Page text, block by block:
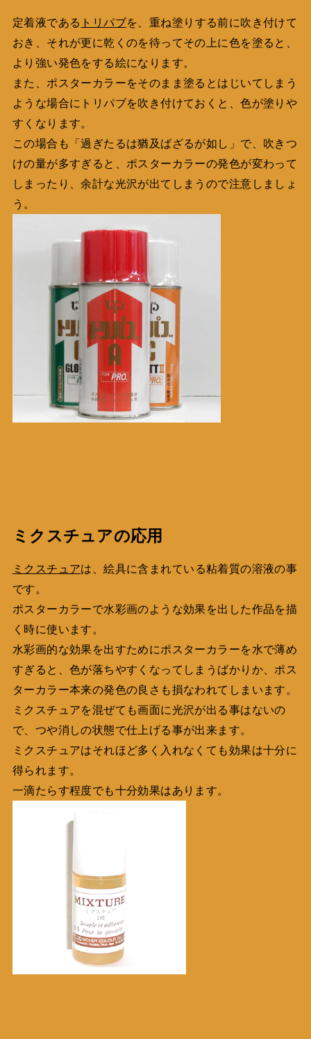
定着液である トリパブを、重ね塗りする前に吹き付けて
おき、それが更に乾くのを待ってその上に色を塗ると、
より強い発色をする絵になります。
また、ポスターカラーをそのまま塗るとはじいてしまう
ような場合にトリパブを吹き付けておくと、色が塗りや
すくなります。
この場合も「過ぎたるは猶及ばざるが如し」で、吹きつ
けの量が多すぎると、ポスターカラーの発色が変わって
しまったり、余計な光沢が出てしまうので注意しましょ
う。
ミクスチュアの応用
ミクスチュアは、絵具に含まれている粘着質の溶液の事
です。
ポスターカラーで水彩画のような効果を出した作品を描
く時に使います。
水彩画的な効果を出すためにポスターカラーを水で薄め
すぎると、色が落ちやすくなってしまうばかりか、ポス
ターカラー本来の発色の良さも損なわれてしまいます。
ミクスチュアを混ぜても画面に光沢が出る事はないの
で、つや消しの状態で仕上げる事が出来ます。
ミクスチュアはそれほど多く入れなくても効果は十分に
得られます。
一滴たらす程度でも十分効果はあります。